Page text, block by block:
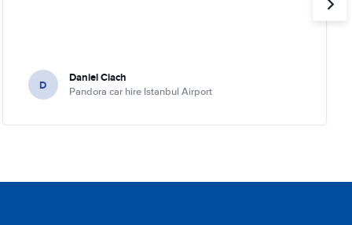
D Daniel Ciach
Pandora car hire Istanbul Airport